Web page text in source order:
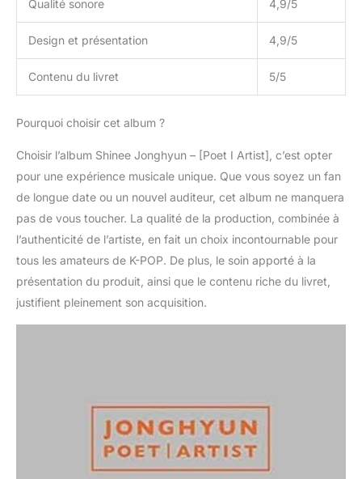
Qualité sonore 4,9/5
Design et présentation 4,9/5
Contenu du livret 5/5
Pourquoi choisir cet album ?
Choisir l’album Shinee Jonghyun – [Poet I Artist], c’est opter
pour une expérience musicale unique. Que vous soyez un fan
de longue date ou un nouvel auditeur, cet album ne manquera
pas de vous toucher. La qualité de la production, combinée à
l’authenticité de l’artiste, en fait un choix incontournable pour
tous les amateurs de K-POP. De plus, le soin apporté à la
présentation du produit, ainsi que le contenu riche du livret,
justifient pleinement son acquisition.